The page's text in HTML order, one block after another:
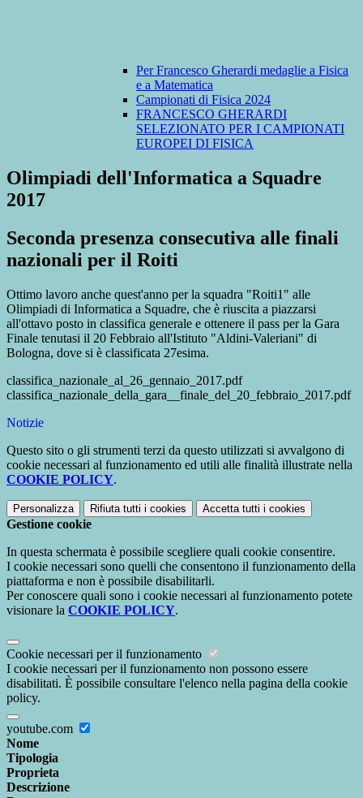
Per Francesco Gherardi medaglie a Fisica
e a Matematica
Campionati di Fisica 2024
FRANCESCO GHERARDI
SELEZIONATO PER I CAMPIONATI
EUROPEI DI FISICA
Olimpiadi dell'Informatica a Squadre
2017
Seconda presenza consecutiva alle finali
nazionali per il Roiti
Ottimo lavoro anche quest'anno per la squadra "Roiti1" alle
Olimpiadi di Informatica a Squadre, che è riuscita a piazzarsi
all'ottavo posto in classifica generale e ottenere il pass per la Gara
Finale tenutasi il 20 Febbraio all'Istituto "Aldini-Valeriani" di
Bologna, dove si è classificata 27esima.
classifica_nazionale_al_26_gennaio_2017.pdf
classifica_nazionale_della_gara__finale_del_20_febbraio_2017.pdf
Notizie
Questo sito o gli strumenti terzi da questo utilizzati si avvalgono di
cookie necessari al funzionamento ed utili alle finalità illustrate nella
COOKIE POLICY.
Personalizza Rifiuta tutti i cookies Accetta tutti i cookies
Gestione cookie
In questa schermata è possibile scegliere quali cookie consentire.
I cookie necessari sono quelli che consentono il funzionamento della
piattaforma e non è possibile disabilitarli.
Per conoscere quali sono i cookie necessari al funzionamento potete
visionare la COOKIE POLICY.
Cookie necessari per il funzionamento
I cookie necessari per il funzionamento non possono essere
disabilitati. È possibile consultare l'elenco nella pagina della cookie
policy.
youtube.com
Nome
Tipologia
Proprieta
Descrizione